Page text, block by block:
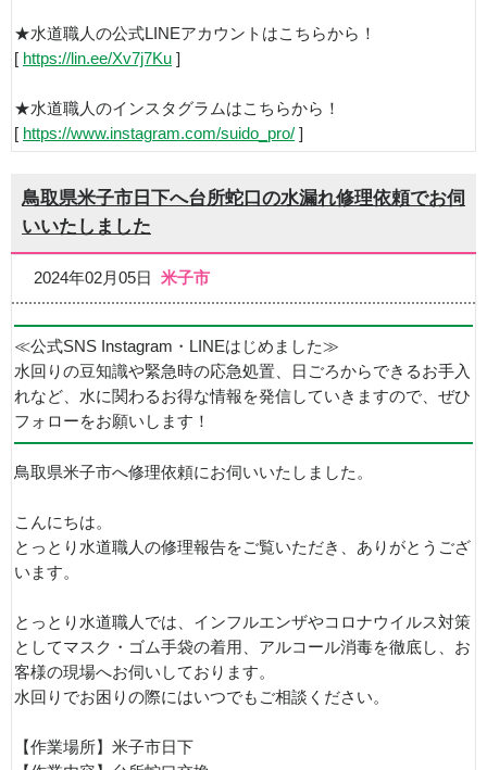
★水道職人の公式LINEアカウントはこちらから！
[ https://lin.ee/Xv7j7Ku ]
★水道職人のインスタグラムはこちらから！
[ https://www.instagram.com/suido_pro/ ]
鳥取県米子市日下へ台所蛇口の水漏れ修理依頼でお伺
いいたしました
2024年02月05日 米子市
≪公式SNS Instagram・LINEはじめました≫
水回りの豆知識や緊急時の応急処置、日ごろからできるお手入
れなど、水に関わるお得な情報を発信していきますので、ぜひ
フォローをお願いします！
鳥取県米子市へ修理依頼にお伺いいたしました。
こんにちは。
とっとり水道職人の修理報告をご覧いただき、ありがとうござ
います。
とっとり水道職人では、インフルエンザやコロナウイルス対策
としてマスク・ゴム手袋の着用、アルコール消毒を徹底し、お
客様の現場へお伺いしております。
水回りでお困りの際にはいつでもご相談ください。
【作業場所】米子市日下